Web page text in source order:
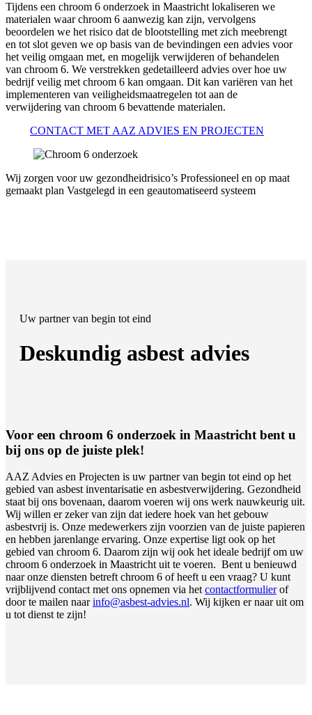
Tijdens een chroom 6 onderzoek in Maastricht lokaliseren we
materialen waar chroom 6 aanwezig kan zijn, vervolgens
beoordelen we het risico dat de blootstelling met zich meebrengt
en tot slot geven we op basis van de bevindingen een advies voor
het veilig omgaan met, en mogelijk verwijderen of behandelen
van chroom 6. We verstrekken gedetailleerd advies over hoe uw
bedrijf veilig met chroom 6 kan omgaan. Dit kan variëren van het
implementeren van veiligheidsmaatregelen tot aan de
verwijdering van chroom 6 bevattende materialen.
CONTACT MET AAZ ADVIES EN PROJECTEN
Wij zorgen voor uw gezondheidrisico’s Professioneel en op maat
gemaakt plan Vastgelegd in een geautomatiseerd systeem
Uw partner van begin tot eind
Deskundig asbest advies
Voor een chroom 6 onderzoek in Maastricht bent u
bij ons op de juiste plek!
AAZ Advies en Projecten is uw partner van begin tot eind op het
gebied van asbest inventarisatie en asbestverwijdering. Gezondheid
staat bij ons bovenaan, daarom voeren wij ons werk nauwkeurig uit.
Wij willen er zeker van zijn dat iedere hoek van het gebouw
asbestvrij is. Onze medewerkers zijn voorzien van de juiste papieren
en hebben jarenlange ervaring. Onze expertise ligt ook op het
gebied van chroom 6. Daarom zijn wij ook het ideale bedrijf om uw
chroom 6 onderzoek in Maastricht uit te voeren. Bent u benieuwd
naar onze diensten betreft chroom 6 of heeft u een vraag? U kunt
vrijblijvend contact met ons opnemen via hetcontactformulierof
door te mailen naarinfo@asbest-advies.nl. Wij kijken er naar uit om
u tot dienst te zijn!